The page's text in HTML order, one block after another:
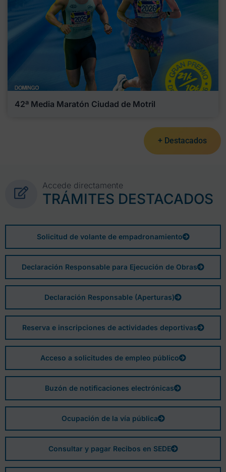
42ª Media Maratón Ciudad de Motril
+ Destacados
Accede directamente
TRÁMITES DESTACADOS
Solicitud de volante de empadronamiento
Declaración Responsable para Ejecución de Obras
Declaración Responsable (Aperturas)
Reserva e inscripciones de actividades deportivas
Acceso a solicitudes de empleo público
Buzón de notificaciones electrónicas
Ocupación de la vía pública
Consultar y pagar Recibos en SEDE